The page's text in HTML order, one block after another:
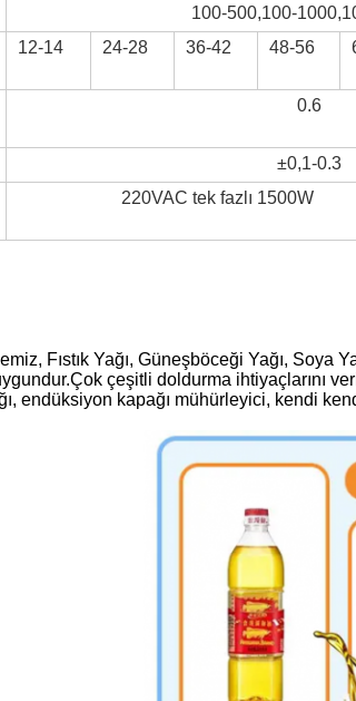
100-500,100-
12-14 24-28 36-42 48-56
0.6
±0,1-0.3
220VAC tek fazlı 1500W
Fıstık Yağı, Güneşböceği Yağı, Soya
çeşitli doldurma ihtiyaçlarını
endüksiyon kapağı mühürleyici, kendi